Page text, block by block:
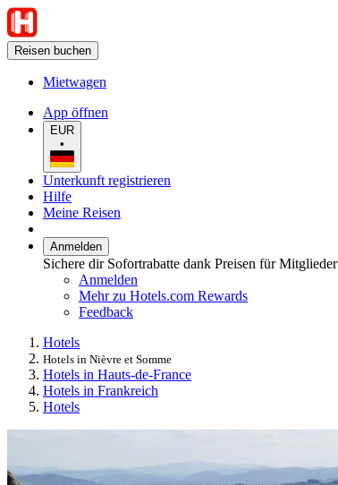
Reisen buchen
Mietwagen
App öffnen
EUR
•
Unterkunft registrieren
Hilfe
Meine Reisen
Anmelden
Sichere dir Sofortrabatte dank Preisen für Mitglieder
Anmelden
Mehr zu Hotels.com Rewards
Feedback
Hotels
Hotels in Nièvre et Somme
Hotels in Hauts-de-France
Hotels in Frankreich
Hotels